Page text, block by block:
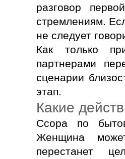
разговор
стремлениям.
не следует
Как только
партнерами
сценарии
этап.
Какие
Ссора по
Женщина
перестанет